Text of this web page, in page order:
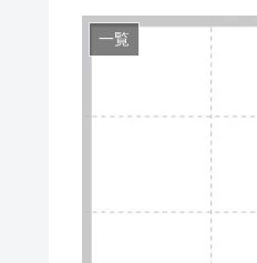
一覧